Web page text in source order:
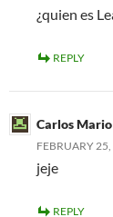
¿quien es
REPLY
Carlos Mario
FEBRUARY
jeje
REPLY